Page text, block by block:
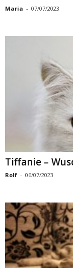
Maria - 07/07/2023
Tiffanie –
Rolf - 06/07/2023